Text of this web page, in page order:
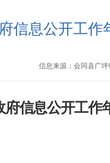
信息公开工作
信息来源：会同县广
府信息公开工作